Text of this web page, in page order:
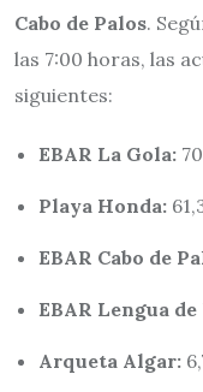
Cabo de Palos.
las 7:00 horas, las
siguientes:
EBAR La Gola:
Playa Honda:
EBAR Cabo de
EBAR Lengua de
Arqueta Algar: